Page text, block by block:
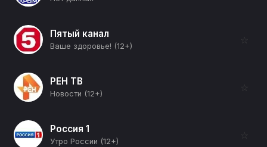
Пятый канал
Ваше здоровье! (12+)
☆
РЕН ТВ
Новости (12+)
☆
Россия 1
Утро России (12+)
☆